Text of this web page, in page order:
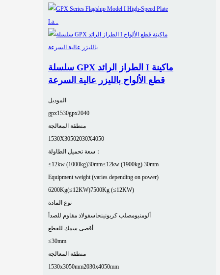
سلسلة GPX الطراز الرائد I ماكينة
قطع الألواح بالليزر عالية السرعة
الموديل
gpx1530gpx2040
منطقة المعالجة
1530X30502030X4050
سعة تحميل الطاولة：
≤12kw (1000kg)30mm≤12kw (1900kg) 30mm
Equipment weight (varies depending on power)
6200Kg(≤12KW)7500Kg (≤12KW)
نوع المادة
ألومنيومصلب كربونينحاسفولاذ مقاوم للصدأ
أقصى سمك للقطع
≤30mm
منطقة المعالجة
1530x3050mm2030x4050mm